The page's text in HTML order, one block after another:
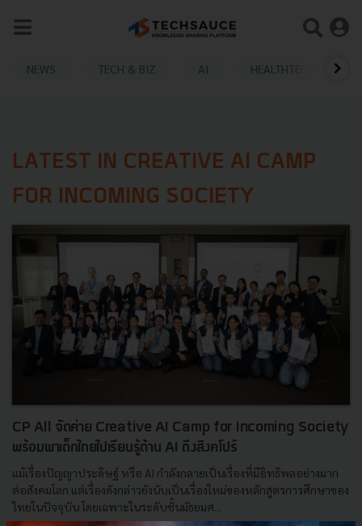
NEWS TECH & BIZ AI HEALTHTECH
LATEST IN CREATIVE AI CAMP
FOR INCOMING SOCIETY
CP All จัดค่าย Creative AI Camp for Incoming Society
พร้อมพาเด็กไทยไปเรียนรู้ด้าน AI ถึงสิงคโปร์
แม้เรื่องปัญญาประดิษฐ์ หรือ AI กำลังกลายเป็นเรื่องที่มีอิทธิพลอย่างมาก
ต่อสังคมโลก แต่เรื่องดังกล่าวยังนับเป็นเรื่องใหม่ของหลักสูตรการศึกษาของ
ไทยในปัจจุบัน โดยเฉพาะในระดับชั้นมัธยมศ...